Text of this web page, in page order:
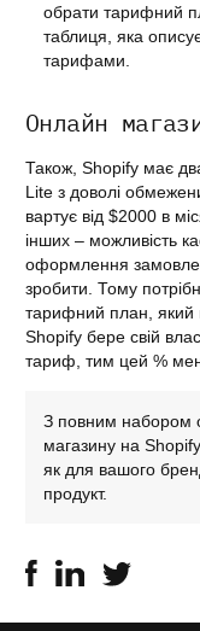
обрати тарифний
таблиця, яка
тарифами.
Онлайн
Також, Shopify має
Lite з доволі
вартує від $2000 в
інших – можливість
оформлення
зробити. Тому
тарифний план, який
Shopify бере свій
тариф, тим цей %
З повним набором
магазину на
як для вашого
продукт.